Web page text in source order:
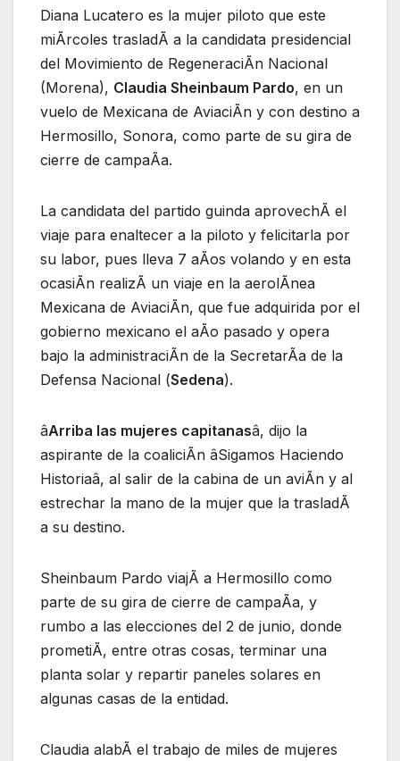
Diana Lucatero es la mujer piloto que este
miÃrcoles trasladÃ a la candidata presidencial
del Movimiento de RegeneraciÃn Nacional
(Morena), Claudia Sheinbaum Pardo, en un
vuelo de Mexicana de AviaciÃn y con destino a
Hermosillo, Sonora, como parte de su gira de
cierre de campaÃa.
La candidata del partido guinda aprovechÃ el
viaje para enaltecer a la piloto y felicitarla por
su labor, pues lleva 7 aÃos volando y en esta
ocasiÃn realizÃ un viaje en la aerolÃnea
Mexicana de AviaciÃn, que fue adquirida por el
gobierno mexicano el aÃo pasado y opera
bajo la administraciÃn de la SecretarÃa de la
Defensa Nacional (Sedena).
âArriba las mujeres capitanasâ, dijo la
aspirante de la coaliciÃn âSigamos Haciendo
Historiaâ, al salir de la cabina de un aviÃn y al
estrechar la mano de la mujer que la trasladÃ
a su destino.
Sheinbaum Pardo viajÃ a Hermosillo como
parte de su gira de cierre de campaÃa, y
rumbo a las elecciones del 2 de junio, donde
prometiÃ, entre otras cosas, terminar una
planta solar y repartir paneles solares en
algunas casas de la entidad.
Claudia alabÃ el trabajo de miles de mujeres